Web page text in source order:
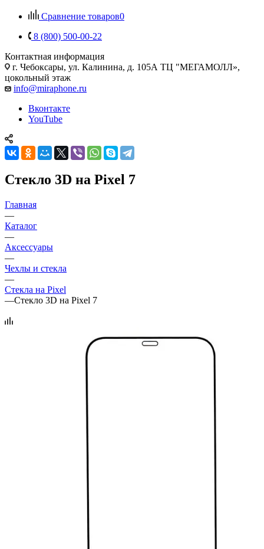
Сравнение товаров0
8 (800) 500-00-22
Контактная информация
г. Чебоксары, ул. Калинина, д. 105А ТЦ "МЕГАМОЛЛ»,
цокольный этаж
info@miraphone.ru
Вконтакте
YouTube
Стекло 3D на Pixel 7
Главная
—
Каталог
—
Аксессуары
—
Чехлы и стекла
—
Стекла на Pixel
—Стекло 3D на Pixel 7